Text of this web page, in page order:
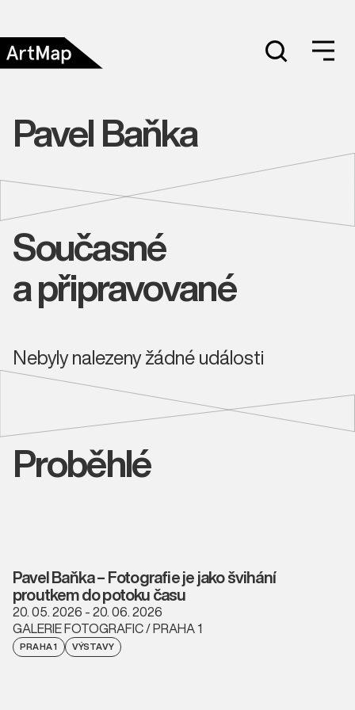
Pavel Baňka
Současné
a připravované
Nebyly nalezeny žádné události
Proběhlé
Pavel Baňka – Fotografie je jako švihání
proutkem do potoku času
20. 05. 2026 - 20. 06. 2026
GALERIE FOTOGRAFIC / PRAHA 1
PRAHA 1 VÝSTAVY